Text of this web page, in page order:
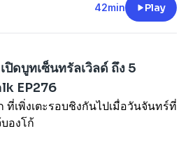
42min Play
ดบูทเซ็นทรัลเวิลด์ ถึง 5
EP276
เพิ่งเตะรอบชิงกันไปเมื่อวันจันทร์ที่
องโก้